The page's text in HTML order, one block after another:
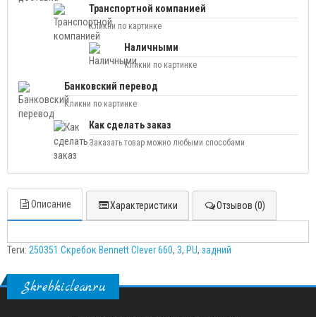
Транспортной компанией
Кликни по картинке
Наличными
Кликни по картинке
Банковский перевод
Кликни по картинке
Как сделать заказ
Заказать товар можно любыми способами
Описание Характеристики Отзывов (0)
Теги: 250351 Скребок Bennett Clever 660, 3, PU, задний
Skrebkiclean.ru